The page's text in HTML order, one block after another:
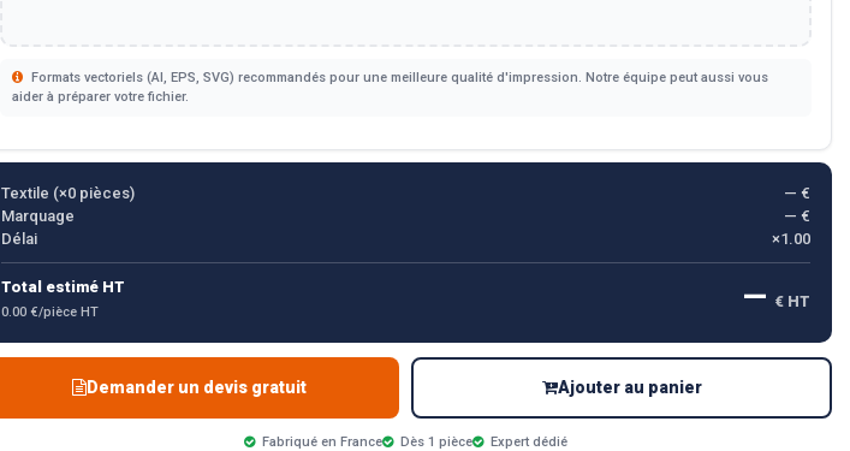
Formats vectoriels (AI, EPS, SVG) recommandés pour une meilleure qualité d'impression. Notre équipe peut aussi vous
aider à préparer votre fichier.
Textile (×0pièces)
— €
Marquage
— €
Délai
×1.00
Total estimé HT
0.00 €/pièce HT — € HT
Demander un devis gratuit Ajouter au panier
Fabriqué en France Dès 1 pièce Expert dédié